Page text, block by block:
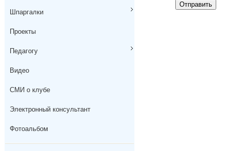
Шпаргалки
Проекты
Педагогу
Видео
СМИ о клубе
Электронный консультант
Фотоальбом
Отправить